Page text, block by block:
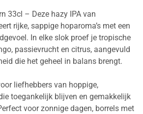
33cl – Deze hazy IPA van
rijke, sappige hoparoma’s met een
In elke slok proef je tropische
passievrucht en citrus, aangevuld
die het geheel in balans brengt.
liefhebbers van hoppige,
toegankelijk blijven en gemakkelijk
voor zonnige dagen, borrels met